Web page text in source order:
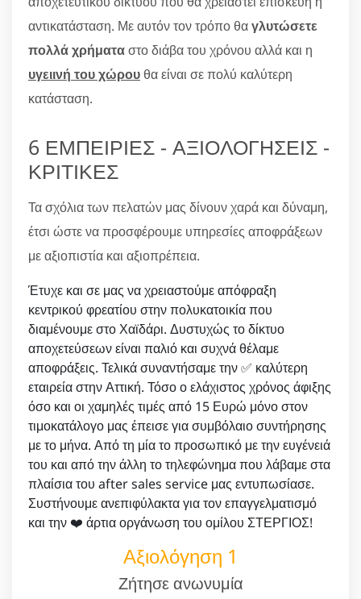
αντικατάσταση. Με αυτόν τον τρόπο θαγλυτώσετε
πολλά χρήματαστο διάβα του χρόνου αλλά και η
υγειινή του χώρουθα είναι σε πολύ καλύτερη
κατάσταση.
6 ΕΜΠΕΙΡΙΕΣ - ΑΞΙΟΛΟΓΗΣΕΙΣ -
ΚΡΙΤΙΚΕΣ
Τα σχόλια των πελατών μας δίνουν χαρά και δύναμη,
έτσι ώστε να προσφέρουμε υπηρεσίες αποφράξεων
με αξιοπιστία και αξιοπρέπεια.
Έτυχε και σε μας να χρειαστούμε απόφραξη
κεντρικού φρεατίου στην πολυκατοικία που
διαμένουμε στο Χαϊδάρι. Δυστυχώς το δίκτυο
αποχετεύσεων είναι παλιό και συχνά θέλαμε
αποφράξεις. Τελικά συναντήσαμε την ✅ καλύτερη
εταιρεία στην Αττική. Τόσο ο ελάχιστος χρόνος άφιξης
όσο και οι χαμηλές τιμές από 15 Ευρώ μόνο στον
τιμοκατάλογο μας έπεισε για συμβόλαιο συντήρησης
με το μήνα. Από τη μία το προσωπικό με την ευγένειά
του και από την άλλη το τηλεφώνημα που λάβαμε στα
πλαίσια του after sales service μας εντυπωσίασε.
Συστήνουμε ανεπιφύλακτα για τον επαγγελματισμό
και την ❤️ άρτια οργάνωση του ομίλου ΣΤΕΡΓΙΟΣ!
Αξιολόγηση 1
Ζήτησε ανωνυμία